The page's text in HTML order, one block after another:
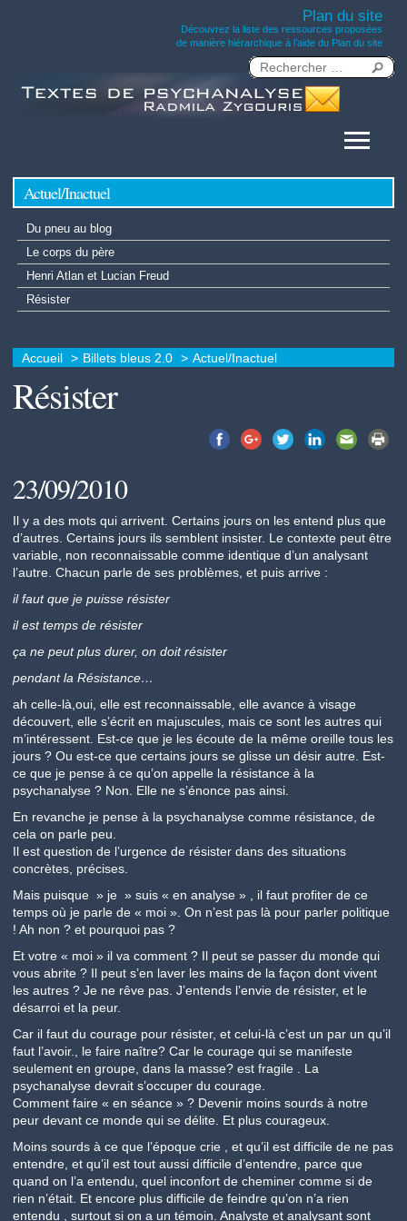
Plan du site
Découvrez la liste des ressources proposées
de manière hiérarchique à l’aide du Plan du site
Actuel/Inactuel
Du pneu au blog
Le corps du père
Henri Atlan et Lucian Freud
Résister
Accueil Billets bleus 2.0 Actuel/Inactuel
Résister
23/09/2010
Il y a des mots qui arrivent. Certains jours on les entend plus que
d’autres. Certains jours ils semblent insister. Le contexte peut être
variable, non reconnaissable comme identique d’un analysant
l’autre. Chacun parle de ses problèmes, et puis arrive :
il faut que je puisse résister
il est temps de résister
ça ne peut plus durer, on doit résister
pendant la Résistance…
ah celle-là,oui, elle est reconnaissable, elle avance à visage
découvert, elle s’écrit en majuscules, mais ce sont les autres qui
m’intéressent. Est-ce que je les écoute de la même oreille tous les
jours ? Ou est-ce que certains jours se glisse un désir autre. Est-
ce que je pense à ce qu’on appelle la résistance à la
psychanalyse ? Non. Elle ne s’énonce pas ainsi.
En revanche je pense à la psychanalyse comme résistance, de
cela on parle peu.
Il est question de l’urgence de résister dans des situations
concrètes, précises.
Mais puisque » je » suis « en analyse » , il faut profiter de ce
temps où je parle de « moi ». On n’est pas là pour parler politique
! Ah non ? et pourquoi pas ?
Et votre « moi » il va comment ? Il peut se passer du monde qui
vous abrite ? Il peut s’en laver les mains de la façon dont vivent
les autres ? Je ne rêve pas. J’entends l’envie de résister, et le
désarroi et la peur.
Car il faut du courage pour résister, et celui-là c’est un par un qu’il
faut l’avoir., le faire naître? Car le courage qui se manifeste
seulement en groupe, dans la masse? est fragile . La
psychanalyse devrait s’occuper du courage.
Comment faire « en séance » ? Devenir moins sourds à notre
peur devant ce monde qui se délite. Et plus courageux.
Moins sourds à ce que l’époque crie , et qu’il est difficile de ne pas
entendre, et qu’il est tout aussi difficile d’entendre, parce que
quand on l’a entendu, quel inconfort de cheminer comme si de
rien n’était. Et encore plus difficile de feindre qu’on n’a rien
entendu , surtout si on a un témoin. Analyste et analysant sont